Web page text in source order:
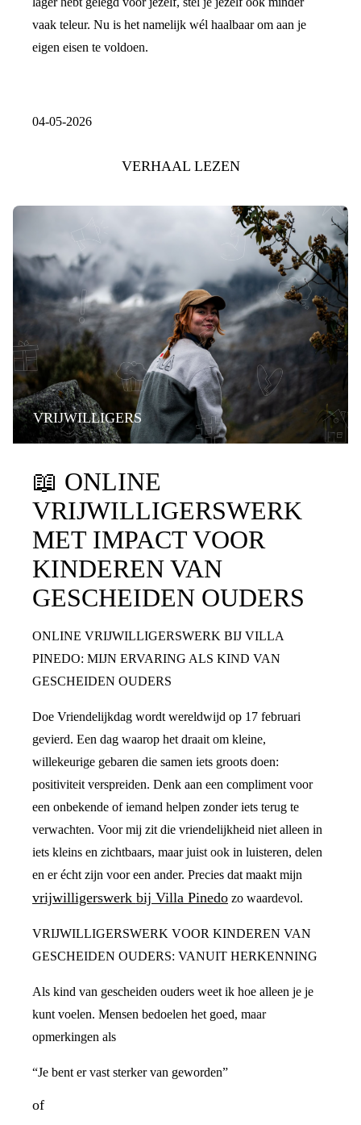
vaak teleur. Nu is het namelijk wél haalbaar om aan je
eigen eisen te voldoen.
04-05-2026
VERHAAL LEZEN
VRIJWILLIGERS
📖 ONLINE
VRIJWILLIGERSWERK
MET IMPACT VOOR
KINDEREN VAN
GESCHEIDEN OUDERS
ONLINE VRIJWILLIGERSWERK BIJ VILLA
PINEDO: MIJN ERVARING ALS KIND VAN
GESCHEIDEN OUDERS
Doe Vriendelijkdag wordt wereldwijd op 17 februari
gevierd. Een dag waarop het draait om kleine,
willekeurige gebaren die samen iets groots doen:
positiviteit verspreiden. Denk aan een compliment voor
een onbekende of iemand helpen zonder iets terug te
verwachten. Voor mij zit die vriendelijkheid niet alleen in
iets kleins en zichtbaars, maar juist ook in luisteren, delen
en er écht zijn voor een ander. Precies dat maakt mijn
vrijwilligerswerk bij Villa Pinedo zo waardevol.
VRIJWILLIGERSWERK VOOR KINDEREN VAN
GESCHEIDEN OUDERS: VANUIT HERKENNING
Als kind van gescheiden ouders weet ik hoe alleen je je
kunt voelen. Mensen bedoelen het goed, maar
opmerkingen als
“Je bent er vast sterker van geworden”
of